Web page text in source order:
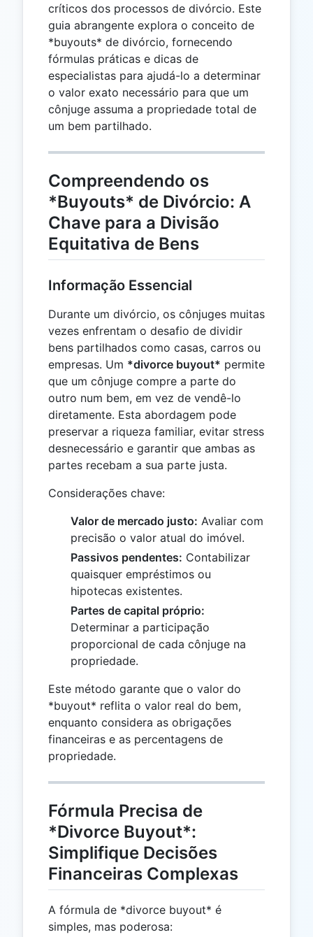
críticos dos processos de divórcio. Este
guia abrangente explora o conceito de
*buyouts* de divórcio, fornecendo
fórmulas práticas e dicas de
especialistas para ajudá-lo a determinar
o valor exato necessário para que um
cônjuge assuma a propriedade total de
um bem partilhado.
Compreendendo os
*Buyouts* de Divórcio: A
Chave para a Divisão
Equitativa de Bens
Informação Essencial
Durante um divórcio, os cônjuges muitas
vezes enfrentam o desafio de dividir
bens partilhados como casas, carros ou
empresas. Um *divorce buyout* permite
que um cônjuge compre a parte do
outro num bem, em vez de vendê-lo
diretamente. Esta abordagem pode
preservar a riqueza familiar, evitar stress
desnecessário e garantir que ambas as
partes recebam a sua parte justa.
Considerações chave:
Valor de mercado justo: Avaliar com
precisão o valor atual do imóvel.
Passivos pendentes: Contabilizar
quaisquer empréstimos ou
hipotecas existentes.
Partes de capital próprio:
Determinar a participação
proporcional de cada cônjuge na
propriedade.
Este método garante que o valor do
*buyout* reflita o valor real do bem,
enquanto considera as obrigações
financeiras e as percentagens de
propriedade.
Fórmula Precisa de
*Divorce Buyout*:
Simplifique Decisões
Financeiras Complexas
A fórmula de *divorce buyout* é
simples, mas poderosa: